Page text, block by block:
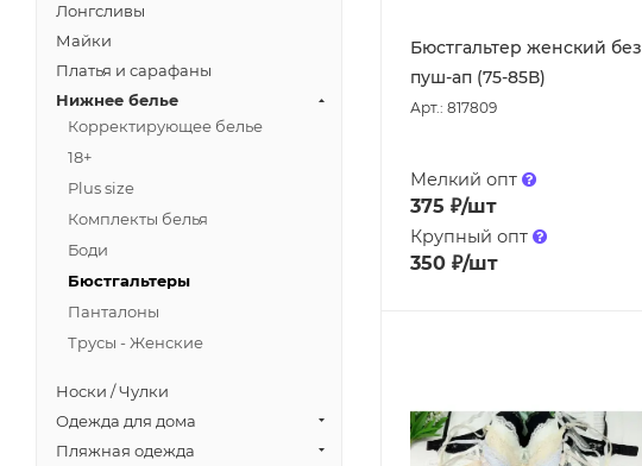
Бюстгальтер женский без
пуш-ап (75-85В)
Арт.: 817809
Мелкий опт
375 ₽/шт
Крупный опт
350 ₽/шт
Лонгсливы
Майки
Платья и сарафаны
Нижнее белье
Корректирующее белье
18+
Plus size
Комплекты белья
Боди
Бюстгальтеры
Панталоны
Трусы - Женские
Носки / Чулки
Одежда для дома
Пляжная одежда